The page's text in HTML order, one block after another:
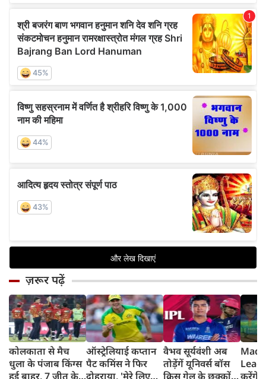
ज़रूर पढ़ें
कोलकाता से मैच
धुला के पंजाब किंग्स
हुई बाहर, 7 जीत के
ऑस्ट्रेलियाई कप्तान
पैट कमिंस ने फिर
दोहराया, 'मेरे लिए
वैभव सूर्यवंशी अब
तोड़ेंगें यूनिवर्स बॉस
क्रिस गेल के छक्कों
करेंगे